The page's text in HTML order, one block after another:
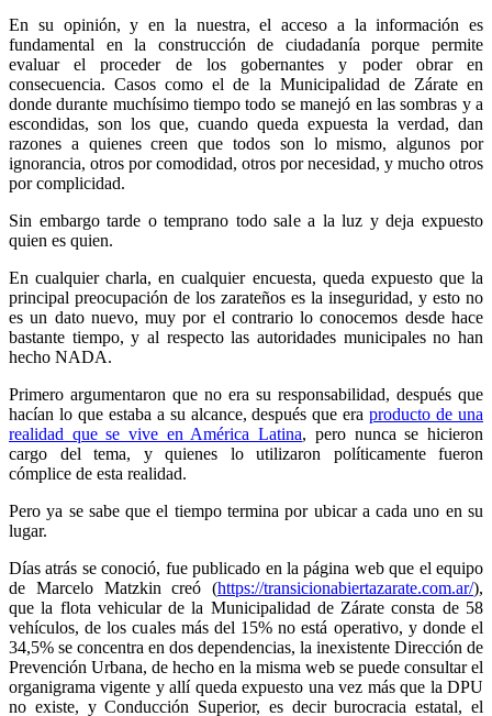
En su opinión, y en la nuestra, el acceso a la información es
fundamental en la construcción de ciudadanía porque permite
evaluar el proceder de los gobernantes y poder obrar en
consecuencia. Casos como el de la Municipalidad de Zárate en
donde durante muchísimo tiempo todo se manejó en las sombras y a
escondidas, son los que, cuando queda expuesta la verdad, dan
razones a quienes creen que todos son lo mismo, algunos por
ignorancia, otros por comodidad, otros por necesidad, y mucho otros
por complicidad.
Sin embargo tarde o temprano todo sale a la luz y deja expuesto
quien es quien.
En cualquier charla, en cualquier encuesta, queda expuesto que la
principal preocupación de los zarateños es la inseguridad, y esto no
es un dato nuevo, muy por el contrario lo conocemos desde hace
bastante tiempo, y al respecto las autoridades municipales no han
hecho NADA.
Primero argumentaron que no era su responsabilidad, después que
hacían lo que estaba a su alcance, después que eraproducto de una
realidad que se vive en América Latina, pero nunca se hicieron
cargo del tema, y quienes lo utilizaron políticamente fueron
cómplice de esta realidad.
Pero ya se sabe que el tiempo termina por ubicar a cada uno en su
lugar.
Días atrás se conoció, fue publicado en la página web que el equipo
de Marcelo Matzkin creó (https://transicionabiertazarate.com.ar/),
que la flota vehicular de la Municipalidad de Zárate consta de 58
vehículos, de los cuales más del 15% no está operativo, y donde el
34,5% se concentra en dos dependencias, la inexistente Dirección de
Prevención Urbana, de hecho en la misma web se puede consultar el
organigrama vigente y allí queda expuesto una vez más que la DPU
no existe, y Conducción Superior, es decir burocracia estatal, el